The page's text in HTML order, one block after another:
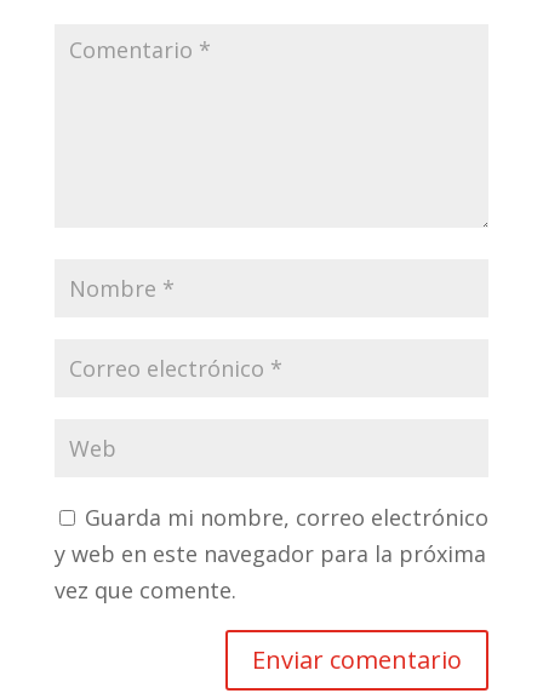
Guarda mi nombre, correo electrónico
y web en este navegador para la próxima
vez que comente.